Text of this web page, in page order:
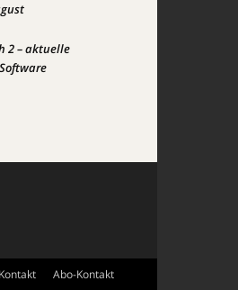
2 – aktuelle
Kontakt Abo-Kontakt